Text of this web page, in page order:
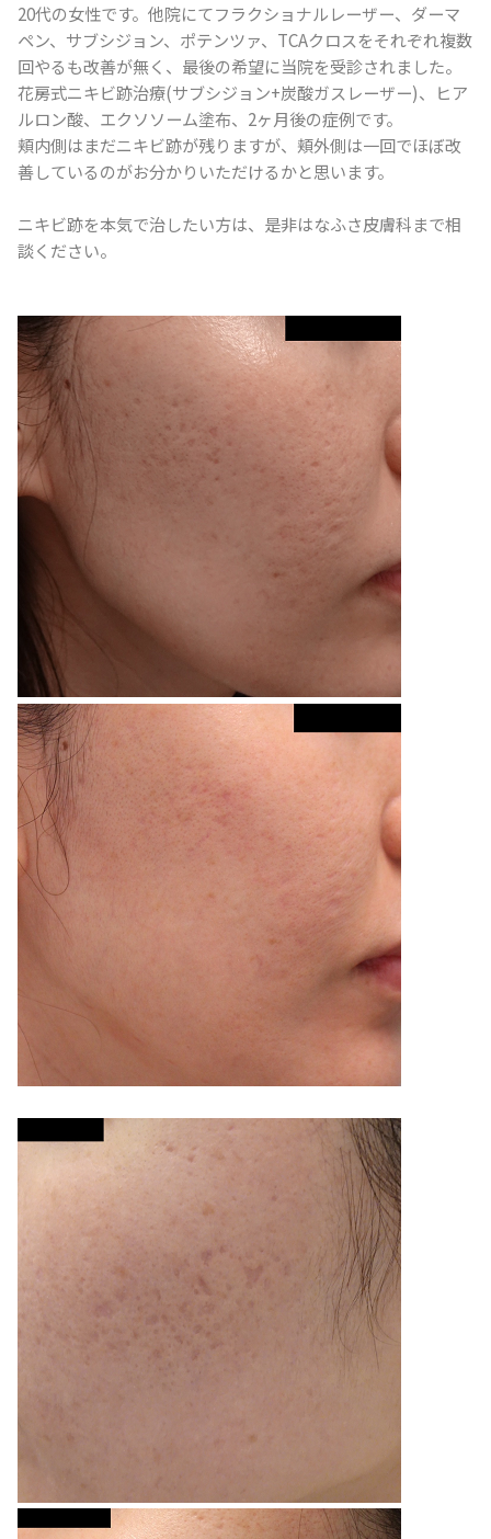
20代の女性です。他院にてフラクショナルレーザー、ダーマ
ペン、サブシジョン、ポテンツァ、TCAクロスをそれぞれ複数
回やるも改善が無く、最後の希望に当院を受診されました。
花房式ニキビ跡治療(サブシジョン+炭酸ガスレーザー)、ヒア
ルロン酸、エクソソーム塗布、2ヶ月後の症例です。
頬内側はまだニキビ跡が残りますが、頬外側は一回でほぼ改
善しているのがお分かりいただけるかと思います。
ニキビ跡を本気で治したい方は、是非はなふさ皮膚科まで相
談ください。